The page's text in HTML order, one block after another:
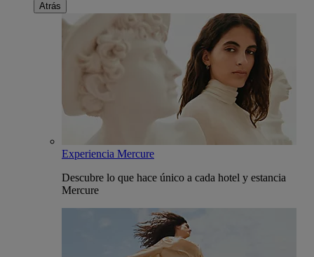
Atrás
Experiencia Mercure
Descubre lo que hace único a cada hotel y estancia
Mercure